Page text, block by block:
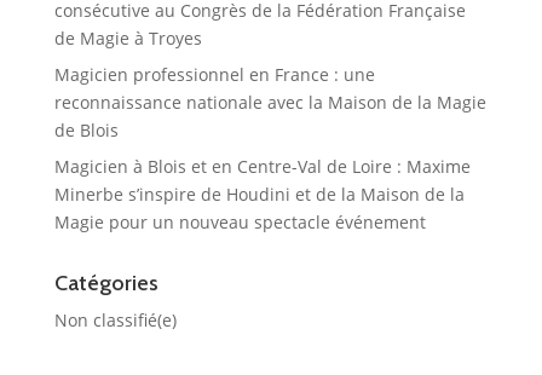
consécutive au Congrès de la Fédération Française
de Magie à Troyes
Magicien professionnel en France : une
reconnaissance nationale avec la Maison de la Magie
de Blois
Magicien à Blois et en Centre-Val de Loire : Maxime
Minerbe s’inspire de Houdini et de la Maison de la
Magie pour un nouveau spectacle événement
Catégories
Non classifié(e)